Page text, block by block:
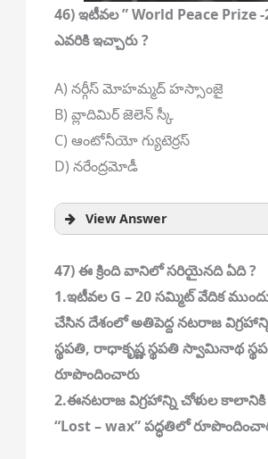
46) ఇటీవల ” World Peace Prize -
ఎవరికి ఇచ్చారు ?
A) నర్గీస్ మోహమ్మద్ హస్సాంజై
B) వ్లాదిమిర్ జెలెన్ స్కీ
C) ఆంటోనీయో గ్యుటెర్రస్
D) నరేంద్రమోడీ
View Answer
47) ఈ క్రింది వానిలో సరియైనది ఏది ?
1.ఇటీవల G – 20 సమ్మిట్ వేదిక
చేసిన దేశంలో అతిపెద్ద నటరాజ విగ్రహాన్ని
స్థపతి, రాధాకృష్ణ స్థపతి స్వామినాథ
రూపొందించారు
2.ఈనటరాజ విగ్రహాన్ని చోళుల కాలానికి
“Lost – wax” పద్ధతిలో